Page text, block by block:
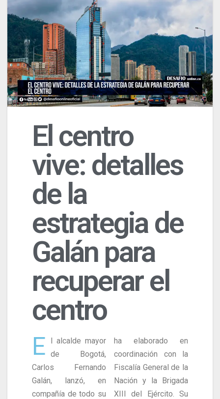
El centro
vive: detalles
de la
estrategia de
Galán para
recuperar el
centro
E
l alcalde mayor
de Bogotá,
Carlos Fernando
Galán, lanzó, en
compañía de todo su
ha elaborado en
coordinación con la
Fiscalía General de la
Nación y la Brigada
XIII del Ejército. Su